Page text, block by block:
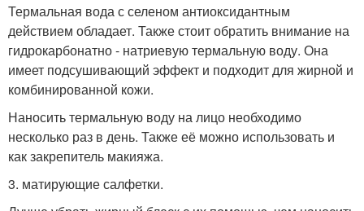
Термальная вода с селеном антиоксидантным
действием обладает. Также стоит обратить внимание на
гидрокарбонатно - натриевую термальную воду. Она
имеет подсушивающий эффект и подходит для жирной и
комбинированной кожи.
Наносить термальную воду на лицо необходимо
несколько раз в день. Также её можно использовать и
как закрепитель макияжа.
3. матирующие салфетки.